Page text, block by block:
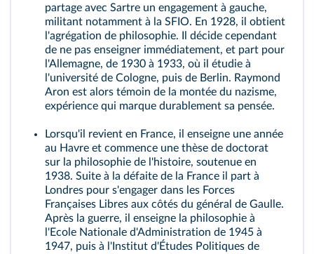
partage avec Sartre un engagement à gauche,
militant notamment à la SFIO. En 1928, il obtient
l'agrégation de philosophie. Il décide cependant
de ne pas enseigner immédiatement, et part pour
l'Allemagne, de 1930 à 1933, où il étudie à
l'université de Cologne, puis de Berlin. Raymond
Aron est alors témoin de la montée du nazisme,
expérience qui marque durablement sa pensée.
Lorsqu'il revient en France, il enseigne une année
au Havre et commence une thèse de doctorat
sur la philosophie de l'histoire, soutenue en
1938. Suite à la défaite de la France il part à
Londres pour s'engager dans les Forces
Françaises Libres aux côtés du général de Gaulle.
Après la guerre, il enseigne la philosophie à
l'Ecole Nationale d'Administration de 1945 à
1947, puis à l'Institut d'Études Politiques de